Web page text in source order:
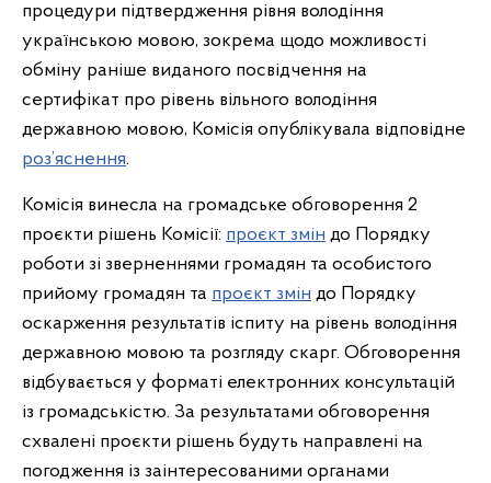
процедури підтвердження рівня володіння
українською мовою, зокрема щодо можливості
обміну раніше виданого посвідчення на
сертифікат про рівень вільного володіння
державною мовою, Комісія опублікувала відповідне
роз’яснення.
Комісія винесла на громадське обговорення 2
проєкти рішень Комісії: проєкт змін до Порядку
роботи зі зверненнями громадян та особистого
прийому громадян та проєкт змін до Порядку
оскарження результатів іспиту на рівень володіння
державною мовою та розгляду скарг. Обговорення
відбувається у форматі електронних консультацій
із громадськістю. За результатами обговорення
схвалені проєкти рішень будуть направлені на
погодження із заінтересованими органами